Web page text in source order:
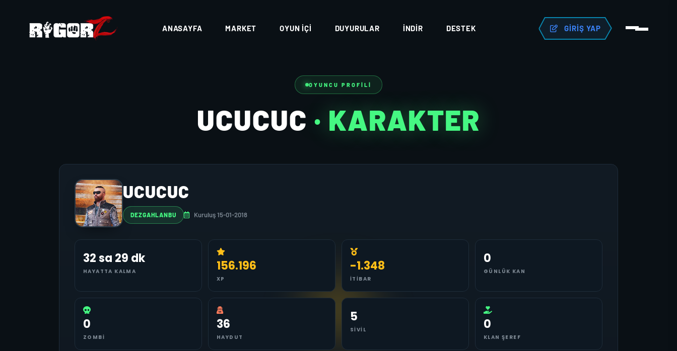
ANASAYFA MARKET OYUN İÇI DUYURULAR İNDIR DESTEK GIRIŞ YAP
OYUNCU PROFILI
UCUCUC · KARAKTER
UCUCUC
DEZGAHLANBU Kuruluş 15-01-2018
32 sa 29 dk
HAYATTA KALMA 156.196
XP
-1.348
İTIBAR
0
GÜNLÜK KAN
0
ZOMBI
36
HAYDUT
5
SIVIL 0
KLAN ŞEREF